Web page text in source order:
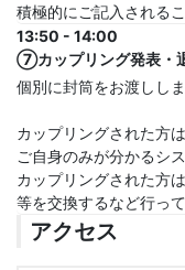
積極的にご記入される
13:50 - 14:00
⑦カップリング発表・
個別に封筒をお渡ししま
カップリングされた方
ご自身のみが分かるシ
カップリングされた方
等を交換するなど行って
アクセス